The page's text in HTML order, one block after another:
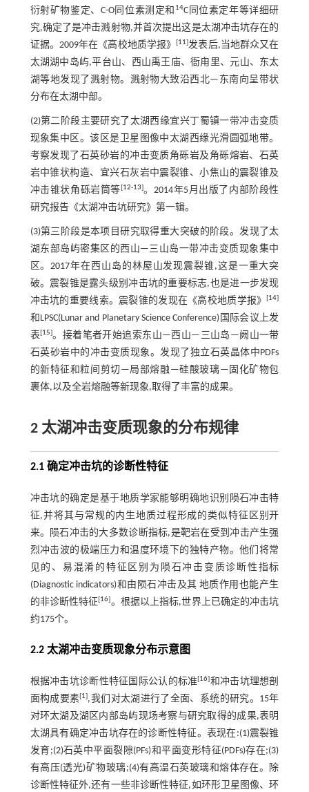
衍射矿物鉴定、C-O同位素测定和 14C同位素定年等详细研
究,确定了是冲击溅射物,并首次提出这是太湖冲击坑存在的
证据。2009年在《高校地质学报》[11]发表后,当地群众又在
太湖湖中岛屿,平台山、西山禹王庙、衙甪里、元山、东太
湖等地发现了溅射物。溅射物大致沿西北—东南向呈带状
分布在太湖中部。
(2)第二阶段主要研究了太湖西缘宜兴丁蜀镇一带冲击变质
现象集中区。该区是卫星图像中太湖西缘光滑圆弧地带。
考察发现了石英砂岩的冲击变质角砾岩及角砾熔岩、石英
岩中锥状构造、宜兴石灰岩中震裂锥、小焦山的震裂锥及
冲击锥状角砾岩筒等[12-13]。2014年5月出版了内部阶段性
研究报告《太湖冲击坑研究》第一辑。
(3)第三阶段是本项目研究取得重大突破的阶段。发现了太
湖东部岛屿密集区的西山—三山岛一带冲击变质现象集中
区。2017年在西山岛的林屋山发现震裂锥,这是一重大突
破。震裂锥是露头级别冲击坑的重要标志,也是进一步发现
冲击坑的重要线索。震裂锥的发现在《高校地质学报》[14]
和LPSC(Lunar and Planetary Science Conference)国际会议上发
表[15]。接着笔者开始追索东山—西山—三山岛—阙山一带
石英砂岩中的冲击变质现象。发现了独立石英晶体中PDFs
的新特征和粒间剪切—局部熔融—硅酸玻璃—固化矿物包
裹体,以及全岩熔融等新现象,取得了丰富的成果。
2 太湖冲击变质现象的分布规律
2.1 确定冲击坑的诊断性特征
冲击坑的确定是基于地质学家能够明确地识别陨石冲击特
征,并将其与常规的内生地质过程形成的类似特征区别开
来。陨石冲击的大多数诊断指标,是靶岩在受到冲击产生强
烈冲击波的极端压力和温度环境下的独特产物。他们将常
见的、易混淆的特征区别为陨石冲击变质诊断性指标
(Diagnostic indicators)和由陨石冲击及其 地质作用也能产生
的非诊断性特征[16]。根据以上指标,世界上已确定的冲击坑
约175个。
2.2 太湖冲击变质现象分布示意图
根据冲击坑诊断性特征国际公认的标准[16]和冲击坑理想剖
面构成要素[1],我们对太湖进行了全面、系统的研究。15年
对环太湖及湖区内部岛屿现场考察与研究取得的成果,表明
太湖具有确定冲击坑存在的诊断性特征。表现在:(1)震裂锥
发育;(2)石英中平面裂隙(PFs)和平面变形特征(PDFs)存在;(3)
有高压(透光)矿物玻璃;(4)有高温石英玻璃和熔体存在。除
诊断性特征外,还有一些非诊断性特征,如环形卫星图像、环